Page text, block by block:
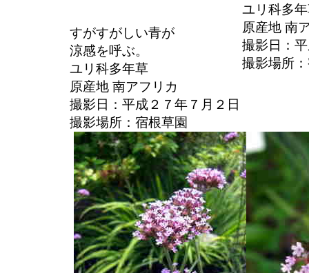
すがすがしい青が
涼感を呼ぶ。
ユリ科多年草
原産地 南アフリカ
撮影日：平成２７年７月２日
撮影場所：宿根草園
ユリ科多
原産地 南
撮影日：
撮影場所